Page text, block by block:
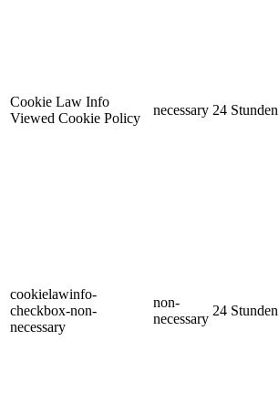
Cookie Law Info
Viewed Cookie Policy
necessary 24 Stunden
cookielawinfo-
checkbox-non-
necessary
non-
necessary
24 Stunden